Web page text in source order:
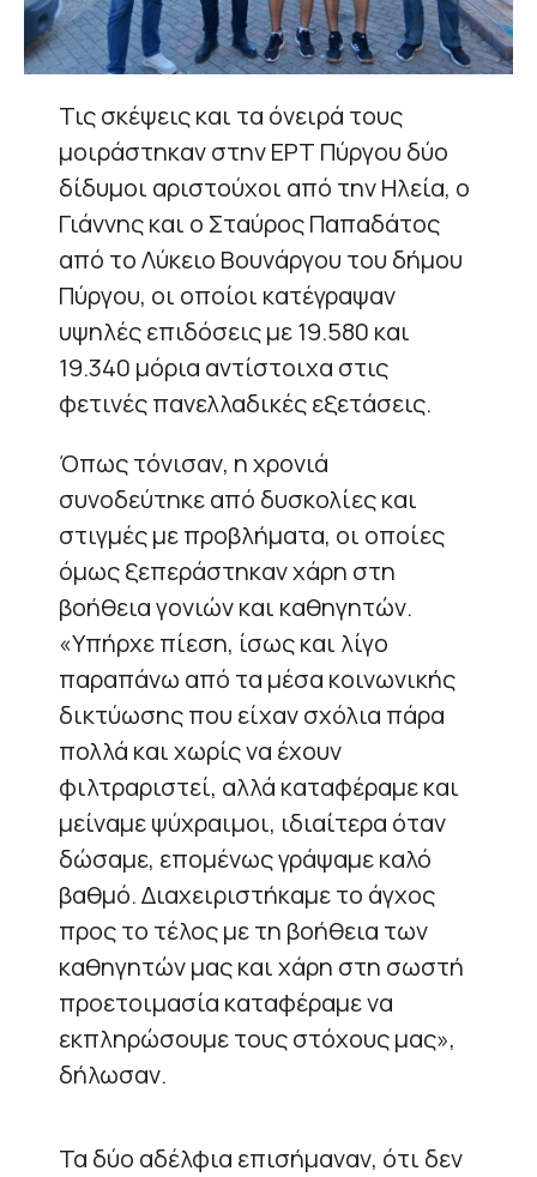
Τις σκέψεις και τα όνειρά τους
μοιράστηκαν στην ΕΡΤ Πύργου δύο
δίδυμοι αριστούχοι από την Ηλεία, ο
Γιάννης και ο Σταύρος Παπαδάτος
από το Λύκειο Βουνάργου του δήμου
Πύργου, οι οποίοι κατέγραψαν
υψηλές επιδόσεις με 19.580 και
19.340 μόρια αντίστοιχα στις
φετινές πανελλαδικές εξετάσεις.
Όπως τόνισαν, η χρονιά
συνοδεύτηκε από δυσκολίες και
στιγμές με προβλήματα, οι οποίες
όμως ξεπεράστηκαν χάρη στη
βοήθεια γονιών και καθηγητών.
«Υπήρχε πίεση, ίσως και λίγο
παραπάνω από τα μέσα κοινωνικής
δικτύωσης που είχαν σχόλια πάρα
πολλά και χωρίς να έχουν
φιλτραριστεί, αλλά καταφέραμε και
μείναμε ψύχραιμοι, ιδιαίτερα όταν
δώσαμε, επομένως γράψαμε καλό
βαθμό. Διαχειριστήκαμε το άγχος
προς το τέλος με τη βοήθεια των
καθηγητών μας και χάρη στη σωστή
προετοιμασία καταφέραμε να
εκπληρώσουμε τους στόχους μας»,
δήλωσαν.
Τα δύο αδέλφια επισήμαναν, ότι δεν